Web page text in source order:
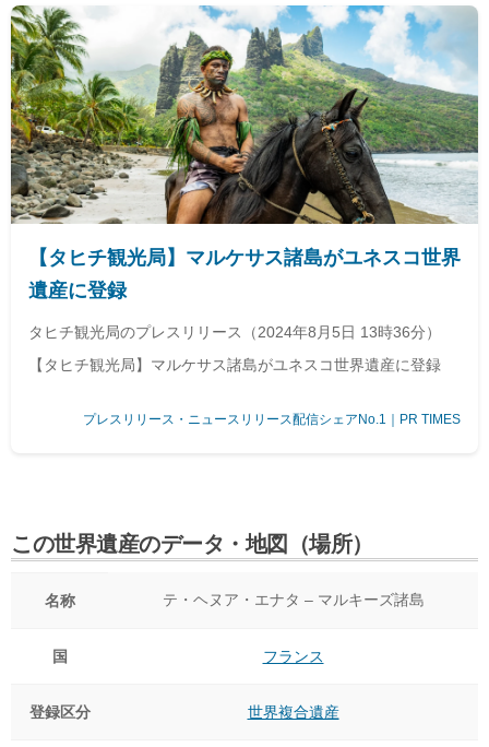
【タヒチ観光局】マルケサス諸島がユネスコ世界
遺産に登録
タヒチ観光局のプレスリリース（2024年8月5日 13時36分）
【タヒチ観光局】マルケサス諸島がユネスコ世界遺産に登録
プレスリリース・ニュースリリース配信シェアNo.1｜PR TIMES
この世界遺産のデータ・地図（場所）
名称 テ・ヘヌア・エナタ – マルキーズ諸島
国 フランス
登録区分 世界複合遺産